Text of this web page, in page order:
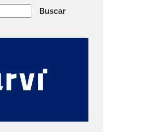
Buscar